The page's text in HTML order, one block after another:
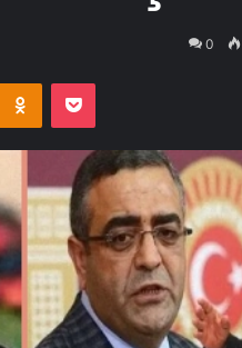
0
Odnoklassniki
Pocket